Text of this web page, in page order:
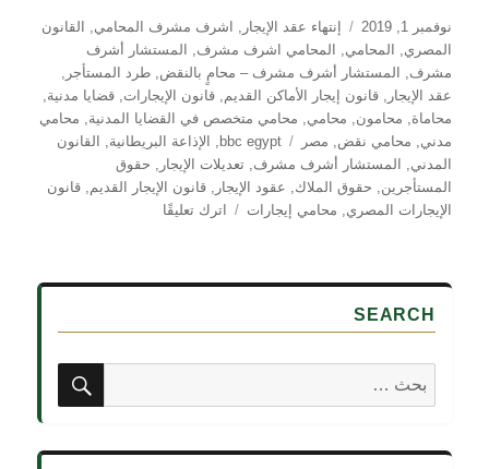
نُشرت
في
نوفمبر 1, 2019 التصنيفات
إنتهاء عقد الإيجار , اشرف مشرف المحامي,
القانون
المصري, المحامي, المحامي اشرف مشرف,
المستشار أشرف
مشرف, المستشار أشرف مشرف – محامٍ بالنقض,طرد المستأجر ,
عقد الإيجار ,قانون إيجار الأماكن القديم,قانون الإيجارات,قضايا مدنية,
محاماة, محامون, محامي, محامي متخصص في القضايا المدنية, محامي
مدني, محامي نقض, مصر الوسوم
bbc egypt
, الإذاعة البريطانية,
القانون
المدني, المستشار أشرف مشرف,تعديلات الإيجار , حقوق
المستأجرين, حقوق الملاك, عقود الإيجار ,قانون الإيجار القديم,قانون
الإيجارات المصري, محامي إيجارات اترك تعليقًا
قانونية
SEARCH
البحث
عن:
بحث